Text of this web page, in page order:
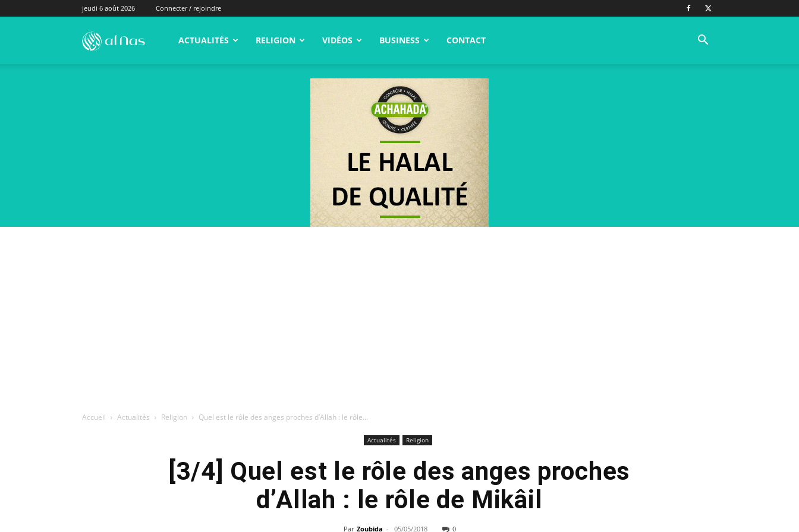
jeudi 6 août 2026 Connecter / rejoindre
alNas.fr ACTUALITÉS RELIGION VIDÉOS BUSINESS CONTACT
Accueil Actualités Religion Quel est le rôle des anges proches d’Allah : le rôle...
Actualités Religion
[3/4] Quel est le rôle des anges proches
d’Allah : le rôle de Mikâil
Par Zoubida - 05/05/2018 0